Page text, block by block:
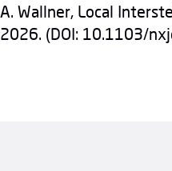
A. Wallner, Local
2026. (DOI: 10.1103/